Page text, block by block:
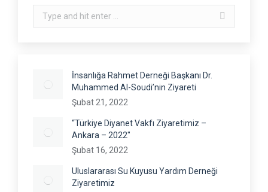
İnsanlığa Rahmet Derneği Başkanı Dr.
Muhammed Al-Soudi’nin Ziyareti
Şubat 21, 2022
“Türkiye Diyanet Vakfı Ziyaretimiz –
Ankara – 2022″
Şubat 16, 2022
Uluslararası Su Kuyusu Yardım Derneği
Ziyaretimiz